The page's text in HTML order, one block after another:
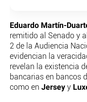
Eduardo Martín-
remitido al Senado y
2 de la Audiencia
evidencian la
revelan la existencia
bancarias en bancos
como en Jersey y